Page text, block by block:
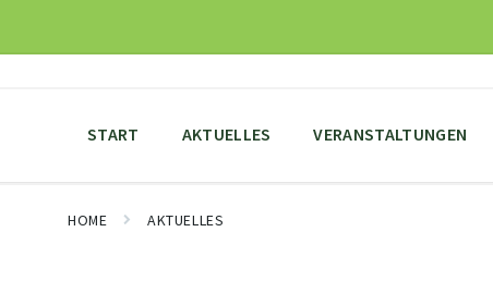
content
main
footer
START AKTUELLES VERANSTALTUNGEN
HOME AKTUELLES